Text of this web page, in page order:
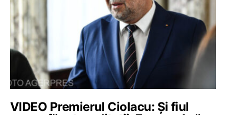
VIDEO Premierul Ciolacu: Și fiul